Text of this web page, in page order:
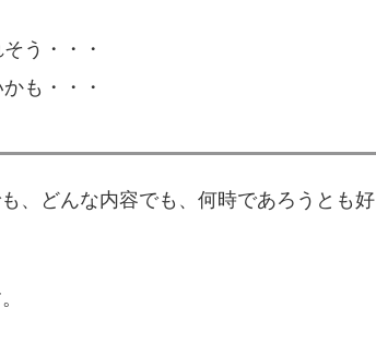
う・・・
も・・・
、どんな内容でも、何時であろうとも好